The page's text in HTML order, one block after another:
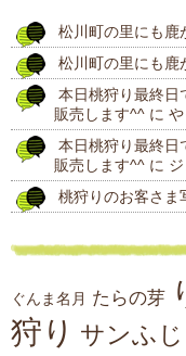
投
稿
松川町の里にも鹿
松川町の里にも鹿
本日桃狩り最終日
販売します^^ に
本日桃狩り最終日
販売します^^ に
桃狩りのお客さま
ぐんま名月 たらの芽
狩り サンふじ